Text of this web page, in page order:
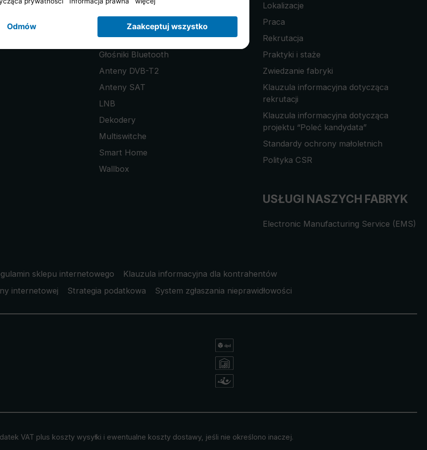
produktu
Smart TV
Stacje pogody
Głośniki Bluetooth
Anteny DVB-T2
Anteny SAT
LNB
Dekodery
Multiswitche
Smart Home
Wallbox
Lokalizacje
Praca
Rekrutacja
Praktyki i staże
Zwiedzanie fabryki
Klauzula informacyjna dotycząca
rekrutacji
Klauzula informacyjna dotycząca
projektu “Poleć kandydata”
Standardy ochrony małoletnich
Polityka CSR
USŁUGI NASZYCH FABRYK
Electronic Manufacturing Service (EMS)
sklepu internetowego
Klauzula informacyjna dla kontrahentów
internetowej
Strategia podatkowa System zgłaszania nieprawidłowości
VAT plus koszty wysyłki i ewentualne koszty dostawy, jeśli nie określono inaczej.